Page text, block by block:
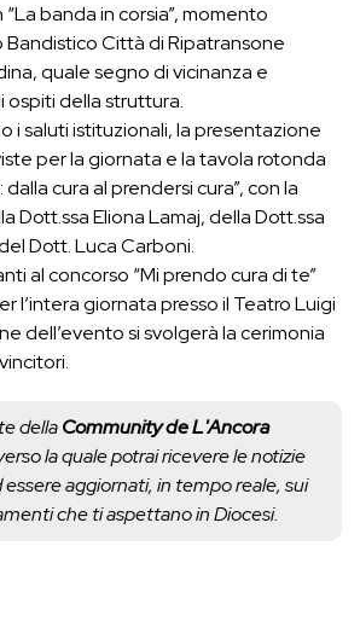
banda in corsia”, momento
Bandistico Città di Ripatransone
quale segno di vicinanza e
ospiti della struttura.
i saluti istituzionali, la presentazione
per la giornata e la tavola rotonda
cura al prendersi cura”, con la
Dott.ssa Eliona Lamaj, della Dott.ssa
Dott. Luca Carboni.
al concorso “Mi prendo cura di te”
l’intera giornata presso il Teatro Luigi
dell’evento si svolgerà la cerimonia
dellaCommunity de L'Ancora
la quale potrai ricevere le notizie
aggiornati, in tempo reale, sui
che ti aspettano in Diocesi.